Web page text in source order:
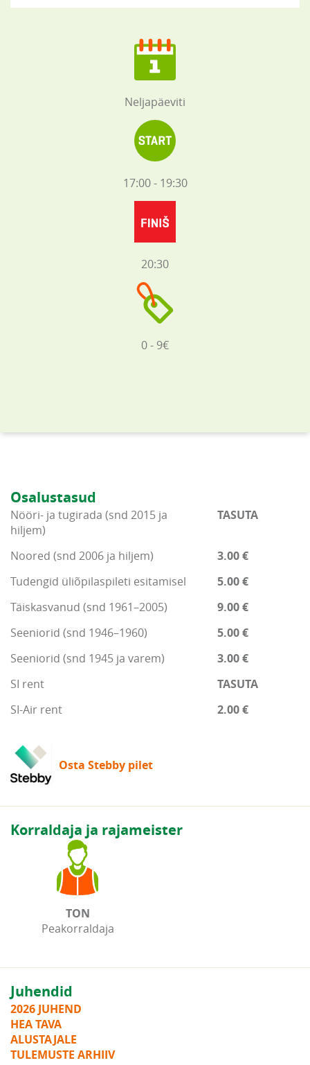
Neljapäeviti
17:00 - 19:30
20:30
0 - 9€
Osalustasud
Nööri- ja tugirada (snd 2015 ja
hiljem)
TASUTA
Noored (snd 2006 ja hiljem)
3.00 €
Tudengid üliõpilaspileti esitamisel
5.00 €
Täiskasvanud (snd 1961–2005)
9.00 €
Seeniorid (snd 1946–1960)
5.00 €
Seeniorid (snd 1945 ja varem)
3.00 €
SI rent
TASUTA
SI-Air rent
2.00 €
Osta Stebby pilet
Korraldaja ja rajameister
TON
Peakorraldaja
Juhendid
2026 JUHEND
HEA TAVA
ALUSTAJALE
TULEMUSTE ARHIIV